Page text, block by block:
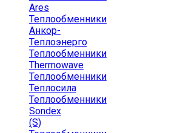
Ares
Теплообменники
Анкор-
Теплоэнерго
Теплообменники
Thermowave
Теплообменники
Теплосила
Теплообменники
Sondex
(S)